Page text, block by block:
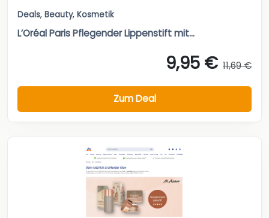
Deals, Beauty, Kosmetik
L’Oréal Paris Pflegender Lippenstift mit...
9,95 € 11,69 €
Zum Deal